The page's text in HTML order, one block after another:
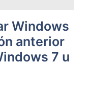
Windows
anterior
7 u